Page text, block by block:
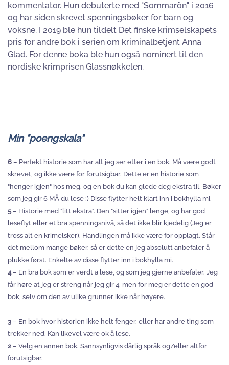
kommentator. Hun debuterte med "Sommarön" i 2016
og har siden skrevet spenningsbøker for barn og
voksne. I 2019 ble hun tildelt Det finske krimselskapets
pris for andre bok i serien om kriminalbetjent Anna
Glad. For denne boka ble hun også nominert til den
nordiske krimprisen Glassnøkkelen.
Min "poengskala"
6– Perfekt historie som har alt jeg ser etter i en bok. Må være godt
skrevet, og ikke være for forutsigbar. Dette er en historie som
"henger igjen" hos meg, og en bok du kan glede deg ekstra til. Bøker
som jeg gir 6 MÅ du lese ;) Disse flytter helt klart inn i bokhylla mi.
5– Historie med "litt ekstra". Den "sitter igjen" lenge, og har god
leseflyt eller et bra spenningsnivå, så det ikke blir kjedelig (Jeg er
tross alt en krimelsker). Handlingen må ikke være for opplagt. Står
det mellom mange bøker, så er dette en jeg absolutt anbefaler å
plukke først. Enkelte av disse flytter inn i bokhylla mi.
4– En bra bok som er verdt å lese, og som jeg gjerne anbefaler. Jeg
får høre at jeg er streng når jeg gir 4, men for meg er dette en god
bok, selv om den av ulike grunner ikke når høyere.
3– En bok hvor historien ikke helt fenger, eller har andre ting som
trekker ned. Kan likevel være ok å lese.
2– Velg en annen bok. Sannsynligvis dårlig språk og/eller altfor
forutsigbar.